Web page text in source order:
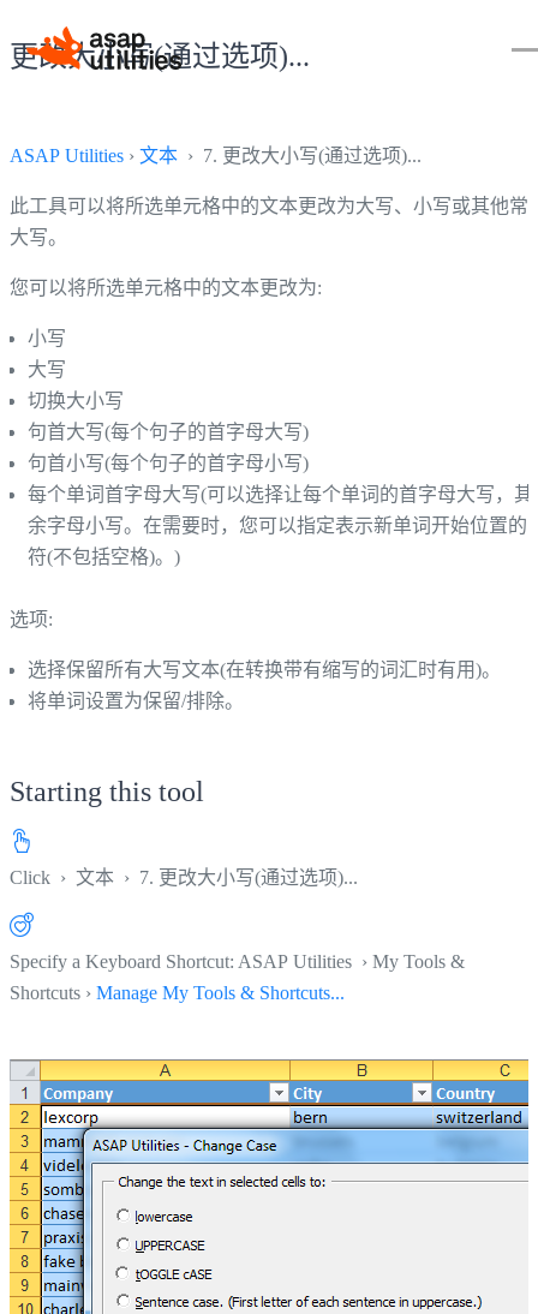
更改大小写(通过选项)...
ASAP Utilities › 文本 › 7. 更改大小写(通过选项)...
此工具可以将所选单元格中的文本更改为大写、小写或其他常
大写。
您可以将所选单元格中的文本更改为:
小写
大写
切换大小写
句首大写(每个句子的首字母大写)
句首小写(每个句子的首字母小写)
每个单词首字母大写(可以选择让每个单词的首字母大写，其
余字母小写。在需要时，您可以指定表示新单词开始位置的
符(不包括空格)。)
选项:
选择保留所有大写文本(在转换带有缩写的词汇时有用)。
将单词设置为保留/排除。
Starting this tool
Click › 文本 › 7. 更改大小写(通过选项)...
Specify a Keyboard Shortcut: ASAP Utilities › My Tools &
Shortcuts › Manage My Tools & Shortcuts...